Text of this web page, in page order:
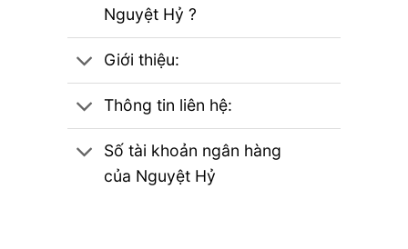
Nguyệt Hỷ ?
Giới thiệu:
Thông tin liên hệ:
Số tài khoản ngân hàng
của Nguyệt Hỷ